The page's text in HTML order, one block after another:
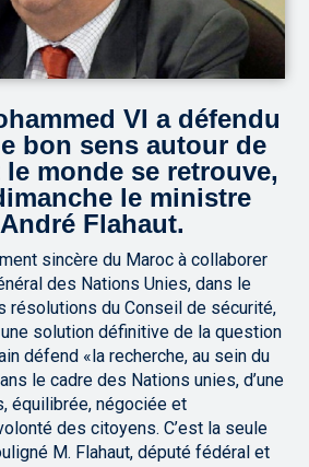
VI a défendu
bon sens autour de
monde se retrouve,
le ministre
Flahaut.
sincère du Maroc à collaborer
des Nations Unies, dans le
résolutions du Conseil de sécurité,
solution définitive de la question
défend «la recherche, au sein du
le cadre des Nations unies, d’une
équilibrée, négociée et
des citoyens. C’est la seule
M. Flahaut, député fédéral et